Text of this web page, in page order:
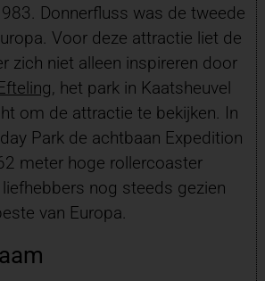
Donnerfluss was de tweede
Voor deze attractie liet de
zich niet alleen inspireren door
, het park in Kaatsheuvel
om de attractie te bekijken. In
Park de achtbaan Expedition
meter hoge rollercoaster
nog steeds gezien
van Europa.